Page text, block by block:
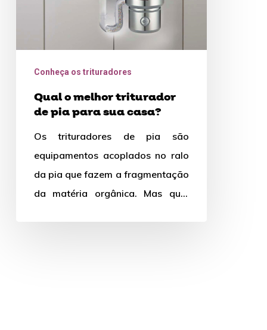
casa?
Conheça os trituradores
Qual o melhor triturador
de pia para sua casa?
Os trituradores de pia são
equipamentos acoplados no ralo
da pia que fazem a fragmentação
da matéria orgânica. Mas qual